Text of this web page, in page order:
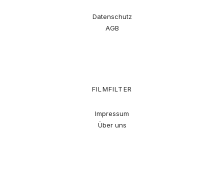
Datenschutz
AGB
FILMFILTER
Impressum
Über uns